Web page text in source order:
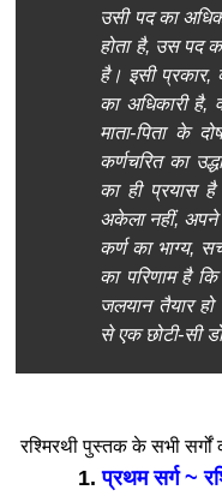
उसी पद का
होता है, उस पद
है। इसी प्रकार,
का अधिकारी
माता-पिता के
कर्णचरित का
का ही प्रयास
अकेला नहीं, अपने
कर्ण का भाग्य,
का परिणाम है
जलयान तैयार
से एक छोटी-सी
रश्मिरथी पुस्तक के सभी
1.प्रथम सर्ग ~